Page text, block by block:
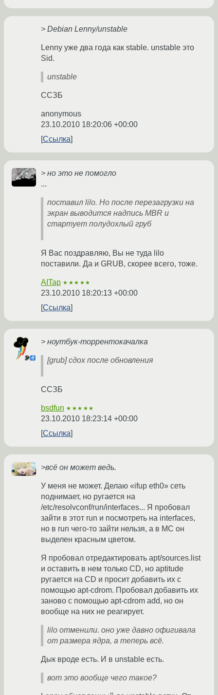
> Debian Lenny/unstable
Lenny уже два года как stable. unstable это
Sid.
unstable
ССЗБ
anonymous
23.10.2010 18:20:06 +00:00
Ссылка
> но это не помогло
...
поставил lilo. Но после перезагрузки на
экран выводится надпись MBR и
стартует полудохлый груб
Я Вас поздравляю, Вы не туда lilo
поставили. Да и GRUB, скорее всего, тоже.
AITap ★★★★★
23.10.2010 18:20:13 +00:00
Ссылка
> ноутбук-торрентокачалка
[grub] сдох после обновления
ССЗБ
bsdfun ★★★★★
23.10.2010 18:23:14 +00:00
Ссылка
>всё он может ведь.
У меня не может. Делаю «ifup eth0» сеть
поднимает, но ругается на
/etc/resolvconf/run/interfaces... Я пробовал
зайти в этот run и посмотреть на interfaces,
но в run чего-то зайти нельзя, а в MC он
выделен красным цветом.
Я пробовал отредактировать apt/sources.list
и оставить в нем только CD, но aptitude
ругается на CD и просит добавить их с
помощью apt-cdrom. Пробовал добавить их
заново с помощью apt-cdrom add, но он
вообще на них не реагирует.
lilo отменили. оно уже давно офигивала
от размера ядра, а теперь всё.
Дык вроде есть. И в unstable есть.
вот это вообще чего такое?